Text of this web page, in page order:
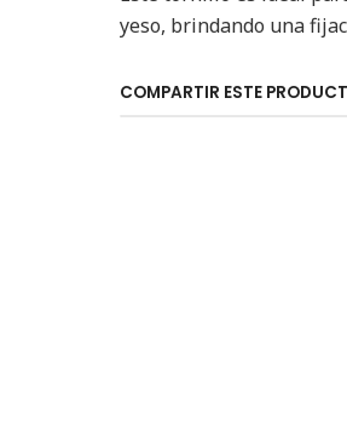
yeso, brindando una
COMPARTIR ESTE